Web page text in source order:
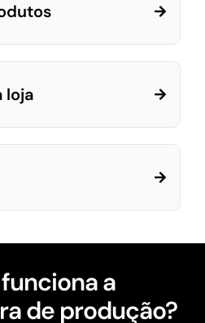
loja
a
de produção?